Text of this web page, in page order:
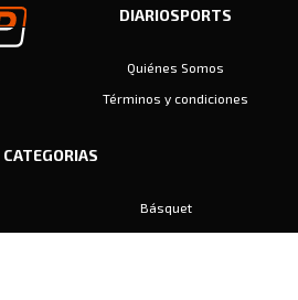
DIARIOSPORTS
Quiénes Somos
Términos y condiciones
CATEGORIAS
Básquet